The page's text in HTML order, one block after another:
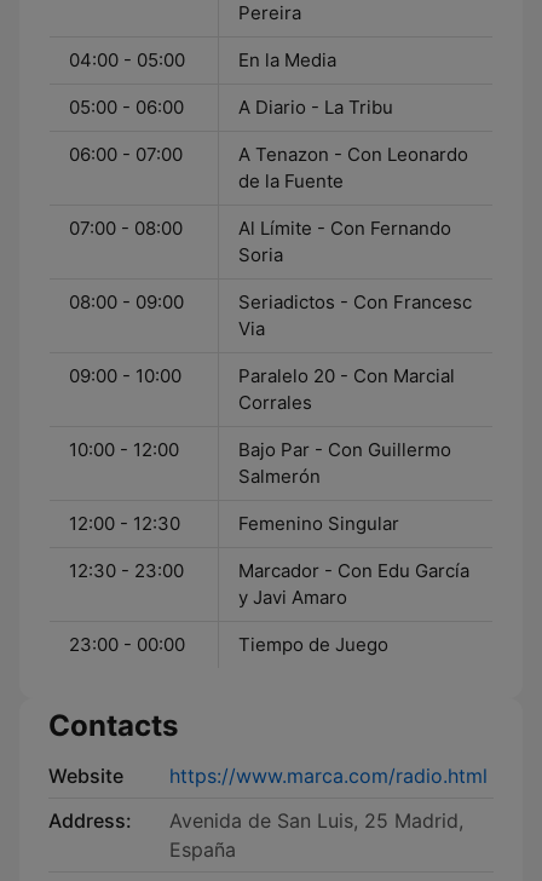
Pereira
04:00 - 05:00 En la Media
05:00 - 06:00 A Diario - La Tribu
06:00 - 07:00
A Tenazon - Con Leonardo
de la Fuente
07:00 - 08:00
Al Límite - Con Fernando
Soria
08:00 - 09:00
Seriadictos - Con Francesc
Via
09:00 - 10:00
Paralelo 20 - Con Marcial
Corrales
10:00 - 12:00
Bajo Par - Con Guillermo
Salmerón
12:00 - 12:30 Femenino Singular
12:30 - 23:00
Marcador - Con Edu García
y Javi Amaro
23:00 - 00:00 Tiempo de Juego
Contacts
Website
https://www.marca.com/radio.html
Address:
Avenida de San Luis, 25 Madrid,
España